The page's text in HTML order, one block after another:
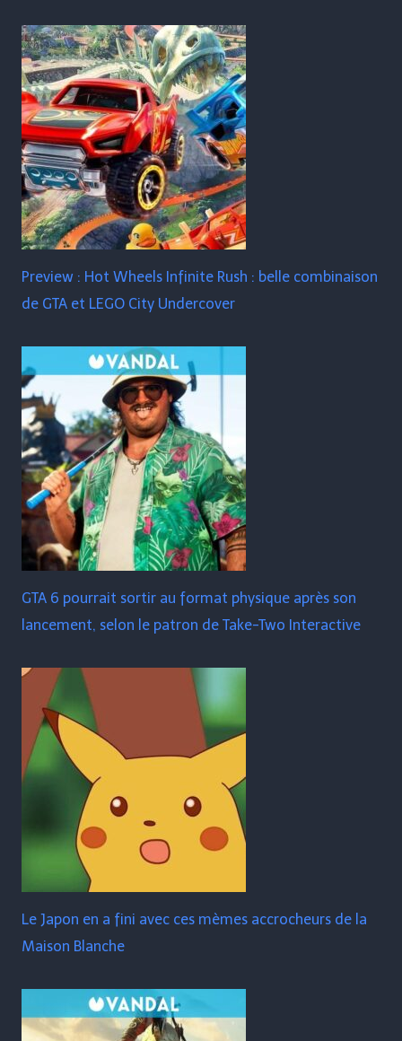
Preview : Hot Wheels Infinite Rush : belle combinaison
de GTA et LEGO City Undercover
GTA 6 pourrait sortir au format physique après son
lancement, selon le patron de Take-Two Interactive
Le Japon en a fini avec ces mèmes accrocheurs de la
Maison Blanche